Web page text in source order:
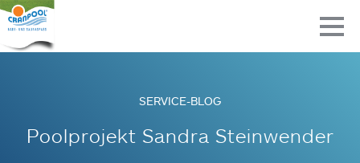
SERVICE-BLOG
Poolprojekt Sandra Steinwender